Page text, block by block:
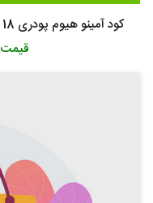
کود آمینو هیوم پودری 18 کیلویی |بهبود خاک و کاهش تنش گی
قیمت